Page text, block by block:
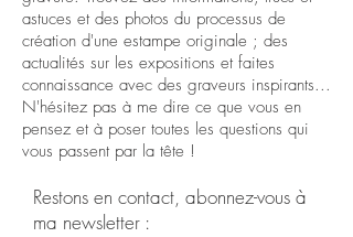
astuces et des photos du processus de
création d'une estampe originale ; des
actualités sur les expositions et faites
connaissance avec des graveurs inspirants...
N'hésitez pas à me dire ce que vous en
pensez et à poser toutes les questions qui
vous passent par la tête !
Restons en contact, abonnez-vous à
ma newsletter :